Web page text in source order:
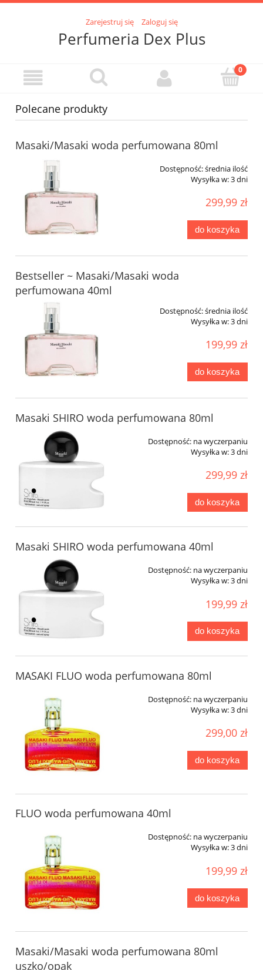
Zarejestruj się Zaloguj się
Perfumeria Dex Plus
Polecane produkty
Masaki/Masaki woda perfumowana 80ml
Dostępność:średnia ilość
Wysyłka w:3 dni
299,99 zł
do koszyka
Bestseller ~ Masaki/Masaki woda
perfumowana 40ml
Dostępność:średnia ilość
Wysyłka w:3 dni
199,99 zł
do koszyka
Masaki SHIRO woda perfumowana 80ml
Dostępność: na wyczerpaniu
Wysyłka w:3 dni
299,99 zł
do koszyka
Masaki SHIRO woda perfumowana 40ml
Dostępność: na wyczerpaniu
Wysyłka w:3 dni
199,99 zł
do koszyka
MASAKI FLUO woda perfumowana 80ml
Dostępność: na wyczerpaniu
Wysyłka w:3 dni
299,00 zł
do koszyka
FLUO woda perfumowana 40ml
Dostępność: na wyczerpaniu
Wysyłka w:3 dni
199,99 zł
do koszyka
Masaki/Masaki woda perfumowana 80ml
uszko/opak